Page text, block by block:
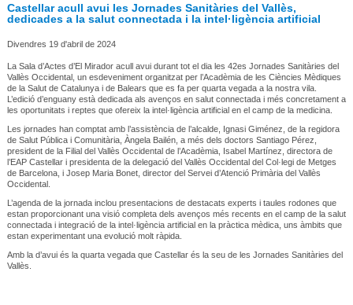
Castellar acull avui les Jornades Sanitàries del Vallès,
dedicades a la salut connectada i la intel·ligència artificial
Divendres 19 d'abril de 2024
La Sala d’Actes d’El Mirador acull avui durant tot el dia les 42es Jornades Sanitàries del
Vallès Occidental, un esdeveniment organitzat per l’Acadèmia de les Ciències Mèdiques
de la Salut de Catalunya i de Balears que es fa per quarta vegada a la nostra vila.
L’edició d’enguany està dedicada als avenços en salut connectada i més concretament a
les oportunitats i reptes que ofereix la intel·ligència artificial en el camp de la medicina.
Les jornades han comptat amb l’assistència de l’alcalde, Ignasi Giménez, de la regidora
de Salut Pública i Comunitària, Àngela Bailén, a més dels doctors Santiago Pérez,
president de la Filial del Vallès Occidental de l’Acadèmia, Isabel Martínez, directora de
l’EAP Castellar i presidenta de la delegació del Vallès Occidental del Col·legi de Metges
de Barcelona, i Josep Maria Bonet, director del Servei d’Atenció Primària del Vallès
Occidental.
L’agenda de la jornada inclou presentacions de destacats experts i taules rodones que
estan proporcionant una visió completa dels avenços més recents en el camp de la salut
connectada i integració de la intel·ligència artificial en la pràctica mèdica, uns àmbits que
estan experimentant una evolució molt ràpida.
Amb la d’avui és la quarta vegada que Castellar és la seu de les Jornades Sanitàries del
Vallès.